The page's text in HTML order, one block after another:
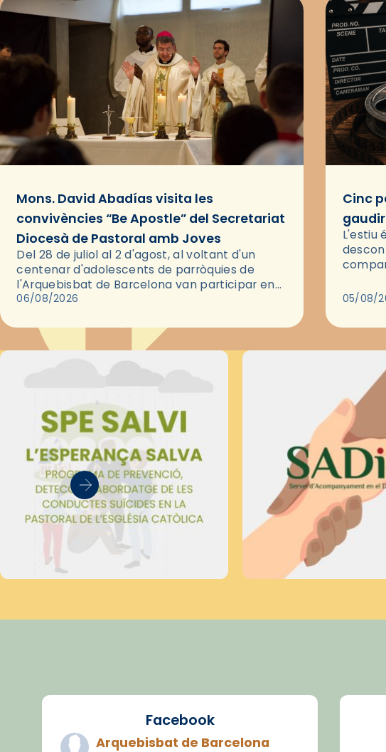
Mons. David Abadías visita les
convivències “Be Apostle” del Secretariat
Diocesà de Pastoral amb Joves
Del 28 de juliol al 2 d'agost, al voltant d'un
centenar d'adolescents de parròquies de
l'Arquebisbat de Barcelona van participar en
les convivències Be Apostle, organitzades pel
06/08/2026
Cinc
L'estiu
través
05/08/
Facebook
Arquebisbat de Barcelona